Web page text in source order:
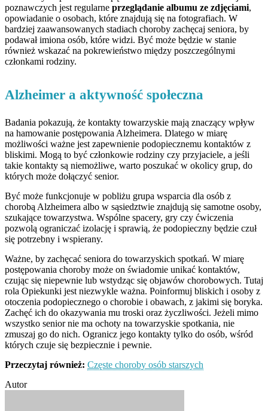
poznawczych jest regularne przeglądanie albumu ze zdjęciami,
opowiadanie o osobach, które znajdują się na fotografiach. W
bardziej zaawansowanych stadiach choroby zachęcaj seniora, by
podawał imiona osób, które widzi. Być może będzie w stanie
również wskazać na pokrewieństwo między poszczególnymi
członkami rodziny.
Alzheimer a aktywność społeczna
Badania pokazują, że kontakty towarzyskie mają znaczący wpływ
na hamowanie postępowania Alzheimera. Dlatego w miarę
możliwości ważne jest zapewnienie podopiecznemu kontaktów z
bliskimi. Mogą to być członkowie rodziny czy przyjaciele, a jeśli
takie kontakty są niemożliwe, warto poszukać w okolicy grup, do
których może dołączyć senior.
Być może funkcjonuje w pobliżu grupa wsparcia dla osób z
chorobą Alzheimera albo w sąsiedztwie znajdują się samotne osoby,
szukające towarzystwa. Wspólne spacery, gry czy ćwiczenia
pozwolą ograniczać izolację i sprawią, że podopieczny będzie czuł
się potrzebny i wspierany.
Ważne, by zachęcać seniora do towarzyskich spotkań. W miarę
postępowania choroby może on świadomie unikać kontaktów,
czując się niepewnie lub wstydząc się objawów chorobowych. Tutaj
rola Opiekunki jest niezwykle ważna. Poinformuj bliskich i osoby z
otoczenia podopiecznego o chorobie i obawach, z jakimi się boryka.
Zachęć ich do okazywania mu troski oraz życzliwości. Jeżeli mimo
wszystko senior nie ma ochoty na towarzyskie spotkania, nie
zmuszaj go do nich. Ogranicz jego kontakty tylko do osób, wśród
których czuje się bezpiecznie i pewnie.
Przeczytaj również: Częste choroby osób starszych
Autor